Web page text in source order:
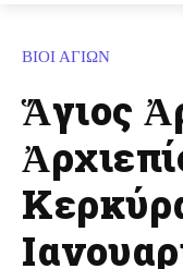
ΒΙΟΙ ΑΓΙΩΝ
Ἅγιος